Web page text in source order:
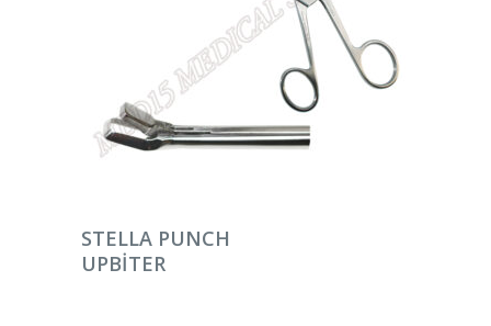
DEVAMINI OKU
STELLA PUNCH
UPBITER